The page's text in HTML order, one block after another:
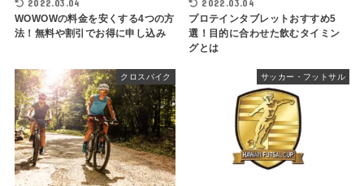
2022.03.04
WOWOWの料金を安くする4つの方
法！無料や割引でお得に申し込み
2022.03.04
プロテインタブレットおすすめ5
選！目的に合わせた飲むタイミン
グとは
クロスバイク サッカー・フットサル